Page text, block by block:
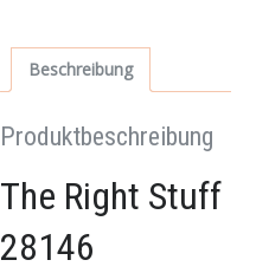
Beschreibung
Produktbeschreibung
The Right Stuff
28146